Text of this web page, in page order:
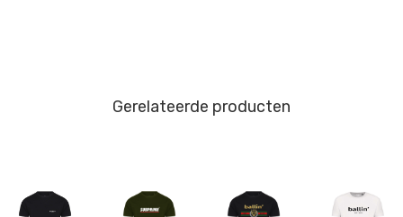
Gerelateerde producten